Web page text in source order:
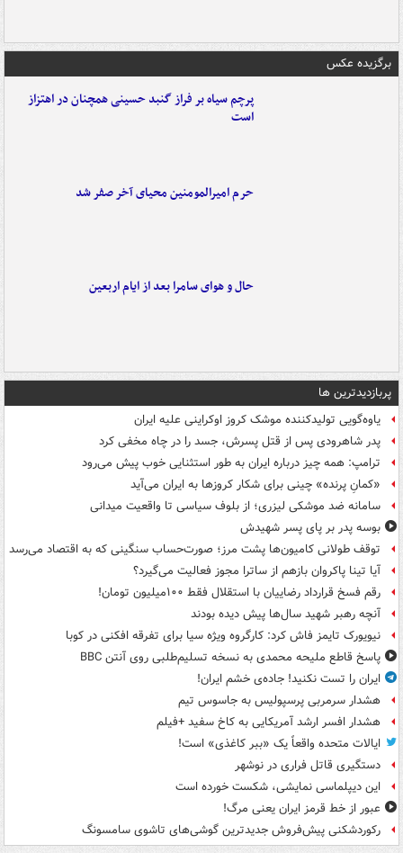
برگزیده عکس
پرچم سیاه بر فراز گنبد حسینی همچنان در اهتزاز
است
حرم امیرالمومنین محیای آخر صفر شد
حال و هوای سامرا بعد از ایام اربعین
پربازدیدترین ها
یاوه‌گویی تولیدکننده موشک کروز اوکراینی علیه ایران
پدر شاهرودی پس از قتل پسرش، جسد را در چاه مخفی کرد
ترامپ: همه چیز درباره ایران به طور استثنایی خوب پیش می‌رود
«کمانِ پرنده» چینی برای شکار کروزها به ایران می‌آید
سامانه ضد موشکی لیزری؛ از بلوف سیاسی تا واقعیت میدانی
بوسه‌ پدر بر پای پسر شهیدش
توقف طولانی کامیون‌ها پشت مرز؛ صورت‌حساب سنگینی که به اقتصاد می‌رسد
آیا تینا پاکروان بازهم از ساترا مجوز فعالیت می‌گیرد؟
رقم فسخ قرارداد رضاییان با استقلال فقط ۱۰۰میلیون تومان!
آنچه رهبر شهید سال‌ها پیش دیده بودند
نیویورک تایمز فاش کرد: کارگروه ویژه سیا برای تفرقه افکنی در کوبا
پاسخ قاطع ملیحه محمدی به نسخه تسلیم‌طلبی روی آنتن BBC
ایران را تست نکنید! جاده‌ی خشم ایران!
هشدار سرمربی پرسپولیس به جاسوس تیم
هشدار افسر ارشد آمریکایی به کاخ سفید +فیلم
ایالات متحده واقعاً یک «ببر کاغذی» است!
دستگیری قاتل فراری در نوشهر
این دیپلماسی نمایشی، شکست خورده است
عبور از خط قرمز ایران یعنی مرگ!
رکوردشکنی پیش‌فروش جدیدترین گوشی‌های تاشوی سامسونگ